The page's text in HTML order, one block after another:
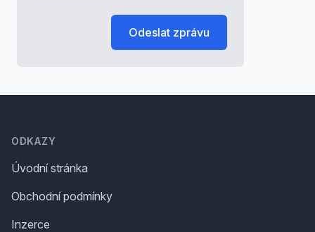
Odeslat zprávu
ODKAZY
Úvodní stránka
Obchodní podmínky
Inzerce